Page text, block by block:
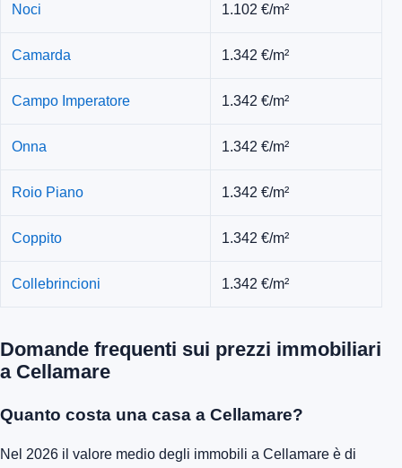
Noci 1.102 €/m²
Camarda 1.342 €/m²
Campo Imperatore 1.342 €/m²
Onna 1.342 €/m²
Roio Piano 1.342 €/m²
Coppito 1.342 €/m²
Collebrincioni 1.342 €/m²
Domande frequenti sui prezzi immobiliari
a Cellamare
Quanto costa una casa a Cellamare?
Nel 2026 il valore medio degli immobili a Cellamare è di